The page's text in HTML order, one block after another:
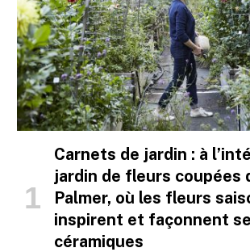
Carnets de jardin : à
jardin de fleurs coupées
Palmer, où les fleurs
inspirent et façonnent
céramiques